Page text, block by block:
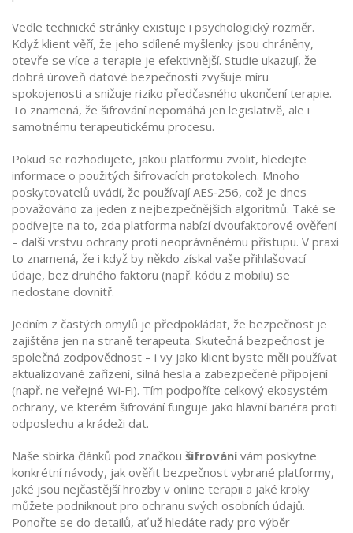
Vedle technické stránky existuje i psychologický rozměr.
Když klient věří, že jeho sdílené myšlenky jsou chráněny,
otevře se více a terapie je efektivnější. Studie ukazují, že
dobrá úroveň datové bezpečnosti zvyšuje míru
spokojenosti a snižuje riziko předčasného ukončení terapie.
To znamená, že šifrování nepomáhá jen legislativě, ale i
samotnému terapeutickému procesu.
Pokud se rozhodujete, jakou platformu zvolit, hledejte
informace o použitých šifrovacích protokolech. Mnoho
poskytovatelů uvádí, že používají AES‑256, což je dnes
považováno za jeden z nejbezpečnějších algoritmů. Také se
podívejte na to, zda platforma nabízí dvoufaktorové ověření
– další vrstvu ochrany proti neoprávněnému přístupu. V praxi
to znamená, že i když by někdo získal vaše přihlašovací
údaje, bez druhého faktoru (např. kódu z mobilu) se
nedostane dovnitř.
Jedním z častých omylů je předpokládat, že bezpečnost je
zajištěna jen na straně terapeuta. Skutečná bezpečnost je
společná zodpovědnost – i vy jako klient byste měli používat
aktualizované zařízení, silná hesla a zabezpečené připojení
(např. ne veřejné Wi‑Fi). Tím podpoříte celkový ekosystém
ochrany, ve kterém šifrování funguje jako hlavní bariéra proti
odposlechu a krádeži dat.
Naše sbírka článků pod značkou šifrovánívám poskytne
konkrétní návody, jak ověřit bezpečnost vybrané platformy,
jaké jsou nejčastější hrozby v online terapii a jaké kroky
můžete podniknout pro ochranu svých osobních údajů.
Ponořte se do detailů, ať už hledáte rady pro výběr